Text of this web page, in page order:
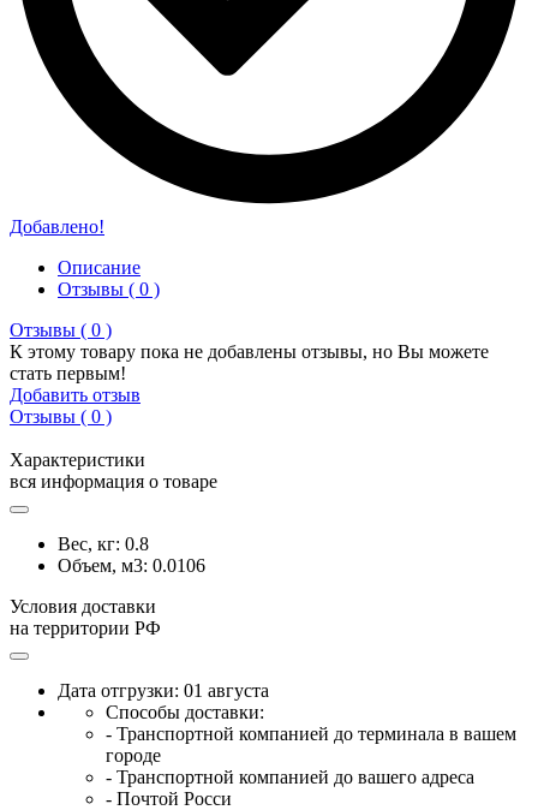
Добавлено!
Описание
Отзывы ( 0 )
Отзывы ( 0 )
К этому товару пока не добавлены отзывы, но Вы можете
стать первым!
Добавить отзыв
Отзывы ( 0 )
Характеристики
вся информация о товаре
Вес, кг: 0.8
Объем, м3: 0.0106
Условия доставки
на территории РФ
Дата отгрузки: 01 августа
Способы доставки:
- Транспортной компанией до терминала в вашем
городе
- Транспортной компанией до вашего адреса
- Почтой Росси